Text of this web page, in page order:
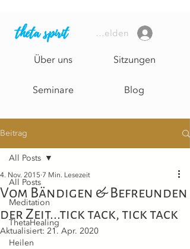
theta spirit
Über uns
Seminare
Sitzungen
Blog
Anmelden
Beitrag
All Posts
Meditation
ThetaHealing
Heilen
All Posts
Vom Bändigen & Befreunden
der Zeit...tick tack, tick tack
4. Nov. 2015 7 Min. Lesezeit
Aktualisiert: 21. Apr. 2020